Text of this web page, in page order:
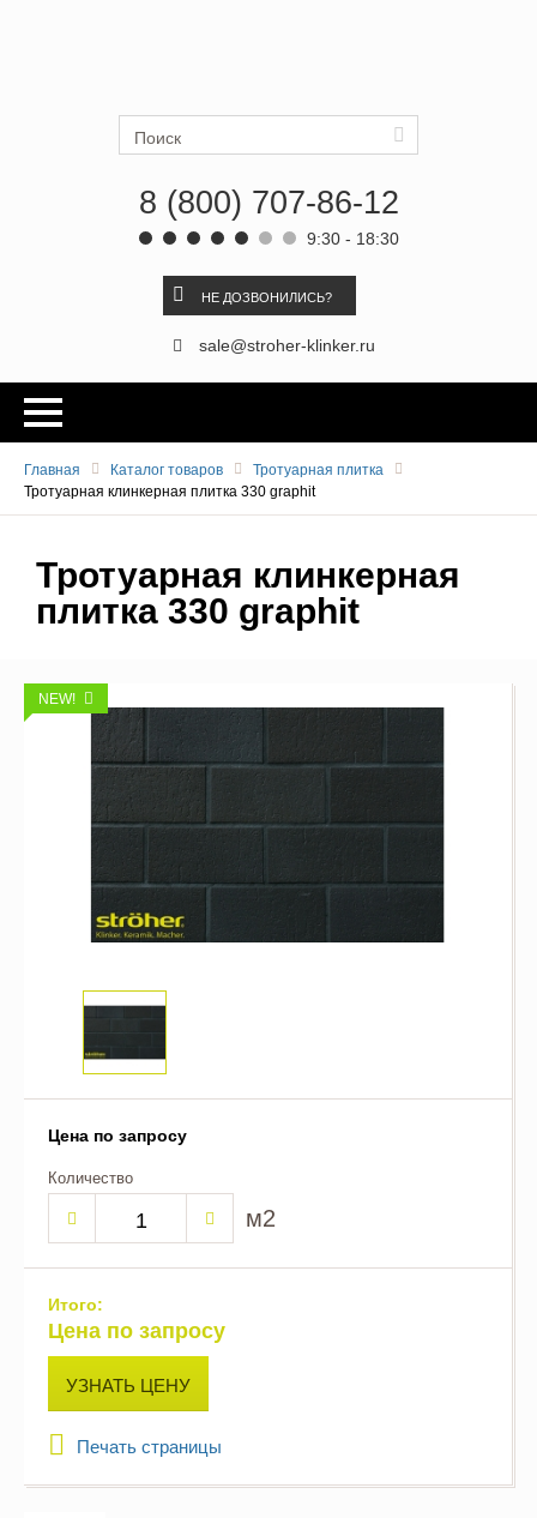
8 (800) 707-86-12
9:30 - 18:30
НЕ ДОЗВОНИЛИСЬ?
sale@stroher-klinker.ru
Главная Каталог товаров
Тротуарная плитка
Тротуарная клинкерная плитка 330 graphit
Тротуарная клинкерная
плитка 330 graphit
NEW!
Цена по запросу
Количество
м2
Итого:
Цена по запросу
УЗНАТЬ ЦЕНУ
Печать страницы